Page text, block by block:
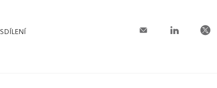
SDÍLENÍ